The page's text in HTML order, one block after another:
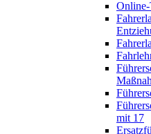
Online-
mit 17